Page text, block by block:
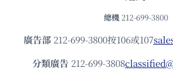
總機 212-699-3800
廣告部212-699-3800按106或107
分類廣告 212-699-3808